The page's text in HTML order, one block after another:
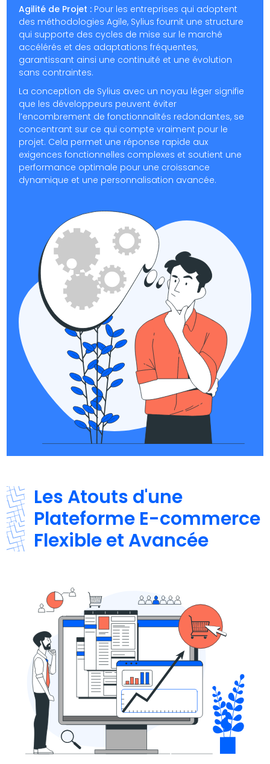
Agilité de Projet : Pour les entreprises qui adoptent
des méthodologies Agile, Sylius fournit une structure
qui supporte des cycles de mise sur le marché
accélérés et des adaptations fréquentes,
garantissant ainsi une continuité et une évolution
sans contraintes.
La conception de Sylius avec un noyau léger signifie
que les développeurs peuvent éviter
l’encombrement de fonctionnalités redondantes, se
concentrant sur ce qui compte vraiment pour le
projet. Cela permet une réponse rapide aux
exigences fonctionnelles complexes et soutient une
performance optimale pour une croissance
dynamique et une personnalisation avancée.
Les Atouts d'une
Plateforme E-commerce
Flexible et Avancée